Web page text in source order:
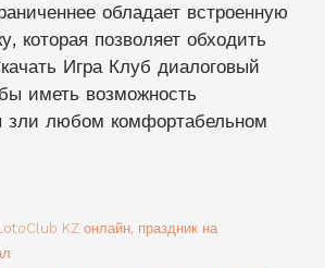
обладает встроенную
которая позволяет обходить
Игра Клуб диалоговый
иметь возможность
зли любом комфортабельном
KZ онлайн, праздник на